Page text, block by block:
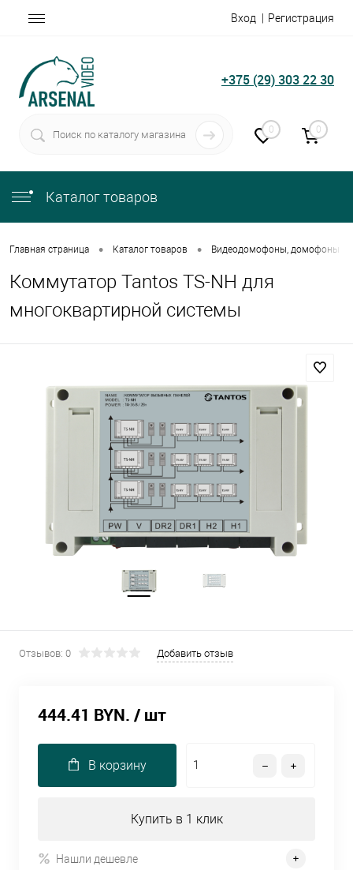
Вход Регистрация
+375 (29) 303 22 30
0 0
Каталог товаров
Главная страница • Каталог товаров • Видеодомофоны, домофоны
Коммутатор Tantos TS-NH для
многоквартирной системы
Отзывов: 0 Добавить отзыв
444.41 BYN. / шт
В корзину
Купить в 1 клик
Нашли дешевле